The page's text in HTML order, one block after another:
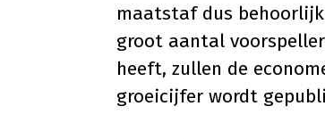
maatstaf dus
groot aantal
heeft, zullen de
groeicijfer wordt